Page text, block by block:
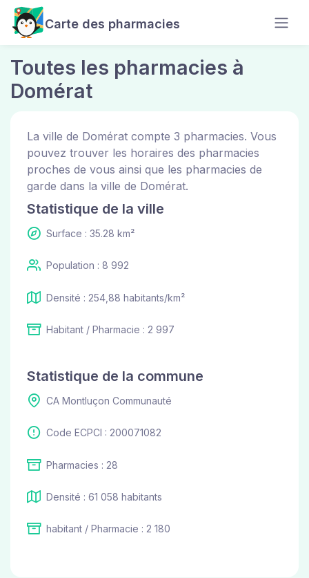
Carte des pharmacies
Toutes les pharmacies à
Domérat
La ville de Domérat compte 3 pharmacies. Vous
pouvez trouver les horaires des pharmacies
proches de vous ainsi que les pharmacies de
garde dans la ville de Domérat.
Statistique de la ville
Surface : 35.28 km²
Population : 8 992
Densité : 254,88 habitants/km²
Habitant / Pharmacie : 2 997
Statistique de la commune
CA Montluçon Communauté
Code ECPCI : 200071082
Pharmacies : 28
Densité : 61 058 habitants
habitant / Pharmacie : 2 180